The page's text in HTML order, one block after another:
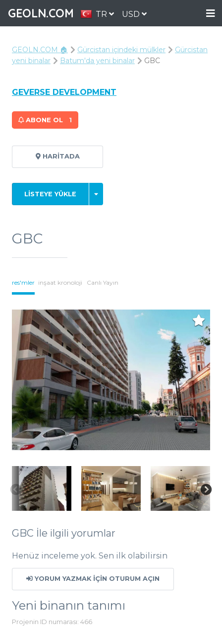
GEOLN.COM TR USD
GEOLN.COM 🏠 Gürcistan içindeki mülkler
Gürcistan
yeni binalar
Batum'da yeni binalar GBC
GEVERSE DEVELOPMENT
ABONE OL 1
HARITADA
LISTEYE YÜKLE
GBC
res'mler inşaat kronoloji Canlı Yayın
GBC İle ilgili yorumlar
Henüz inceleme yok. Sen ilk olabilirsin
YORUM YAZMAK IÇIN OTURUM AÇIN
Yeni binanın tanımı
Projenin ID numarası: 466